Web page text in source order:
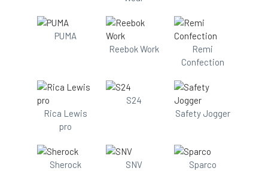
PUMA
Reebok Work
Remi
Confection
Rica Lewis
pro
S24
Safety Jogger
Sherock SNV Sparco